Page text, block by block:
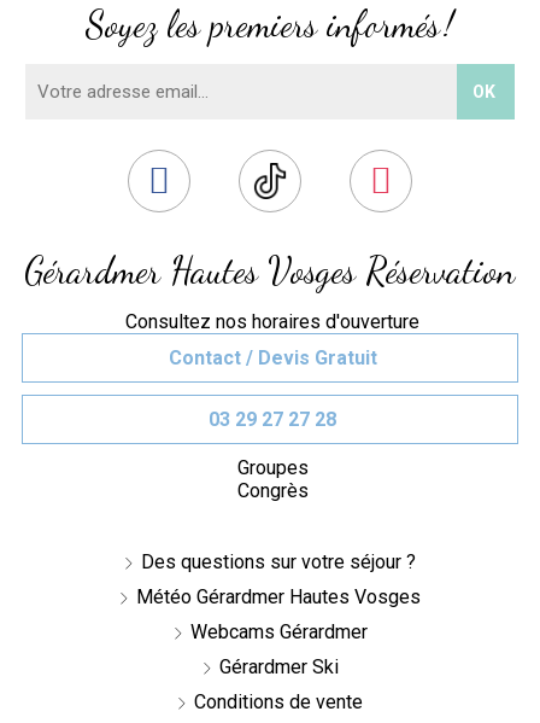
Gérardmer Hautes Vosges Réservation
Consultez nos horaires d'ouverture
Contact / Devis Gratuit
03 29 27 27 28
Groupes
Congrès
Des questions sur votre séjour ?
Météo Gérardmer Hautes Vosges
Webcams Gérardmer
Gérardmer Ski
Conditions de vente
Soyez les premiers informés !